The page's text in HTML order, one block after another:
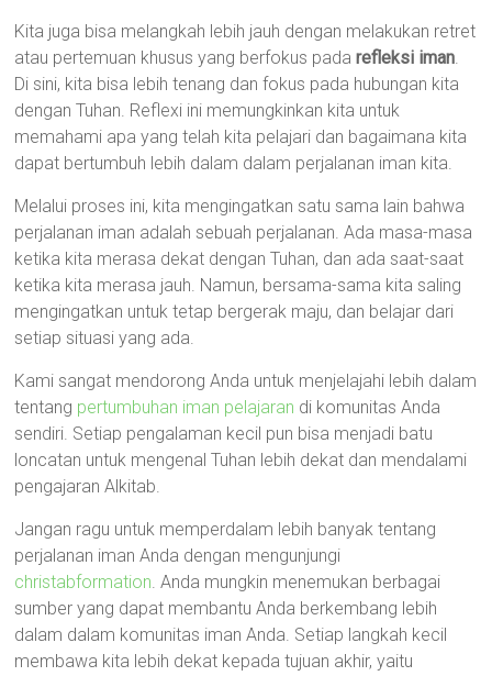
Kita juga bisa melangkah lebih jauh dengan melakukan retret
atau pertemuan khusus yang berfokus padarefleksi iman.
Di sini, kita bisa lebih tenang dan fokus pada hubungan kita
dengan Tuhan. Reflexi ini memungkinkan kita untuk
memahami apa yang telah kita pelajari dan bagaimana kita
dapat bertumbuh lebih dalam dalam perjalanan iman kita.
Melalui proses ini, kita mengingatkan satu sama lain bahwa
perjalanan iman adalah sebuah perjalanan. Ada masa-masa
ketika kita merasa dekat dengan Tuhan, dan ada saat-saat
ketika kita merasa jauh. Namun, bersama-sama kita saling
mengingatkan untuk tetap bergerak maju, dan belajar dari
setiap situasi yang ada.
Kami sangat mendorong Anda untuk menjelajahi lebih dalam
tentang pertumbuhan iman pelajaran di komunitas Anda
sendiri. Setiap pengalaman kecil pun bisa menjadi batu
loncatan untuk mengenal Tuhan lebih dekat dan mendalami
pengajaran Alkitab.
Jangan ragu untuk memperdalam lebih banyak tentang
perjalanan iman Anda dengan mengunjungi
christabformation. Anda mungkin menemukan berbagai
sumber yang dapat membantu Anda berkembang lebih
dalam dalam komunitas iman Anda. Setiap langkah kecil
membawa kita lebih dekat kepada tujuan akhir, yaitu